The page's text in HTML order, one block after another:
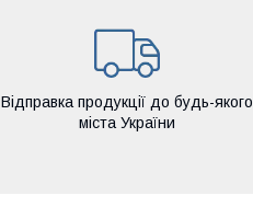
Відправка продукції до будь-якого
міста України